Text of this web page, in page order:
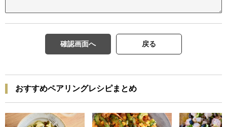
確認画面へ 戻る
おすすめペアリングレシピまとめ